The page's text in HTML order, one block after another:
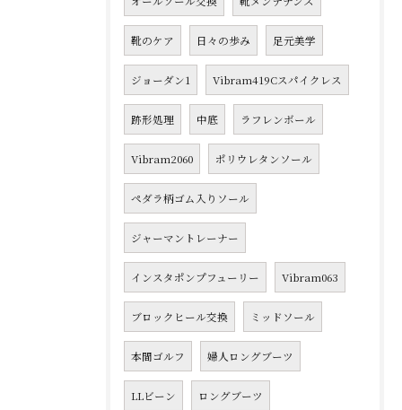
靴のケア 日々の歩み 足元美学
ジョーダン1 Vibram419Cスパイクレス
跡形処理 中底 ラフレンボール
Vibram2060 ポリウレタンソール
ペダラ柄ゴム入りソール
ジャーマントレーナー
インスタポンプフューリー Vibram063
ブロックヒール交換 ミッドソール
本間ゴルフ 婦人ロングブーツ
LLビーン ロングブーツ